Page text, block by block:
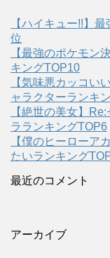
【ハイキュー!!】
位
【最強のポケモン
キングTOP10
【気味悪カッコい
ャラクターランキ
【絶世の美女】
ラランキングTOP6
【僕のヒーローア
たいランキング
最近のコメント
アーカイブ